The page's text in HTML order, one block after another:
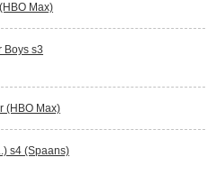
Max)
Boys s3
(HBO Max)
s4 (Spaans)